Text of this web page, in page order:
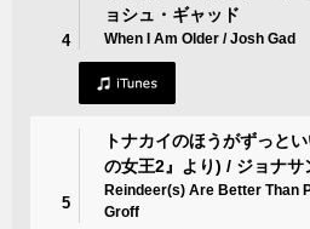
4
ョシュ・ギャッド
When I Am Older / Josh Gad
5
トナカイのほうがずっと
の女王2』より) / ジョナサ
Reindeer(s) Are Better Than
Groff